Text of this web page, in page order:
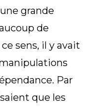
grande
de
sens, il y avait
Par
que les